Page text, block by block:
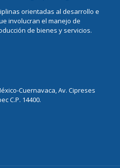
orientadas al desarrollo e
involucran el manejo de
de bienes y servicios.
Cuernavaca, Av. Cipreses
C.P. 14400.